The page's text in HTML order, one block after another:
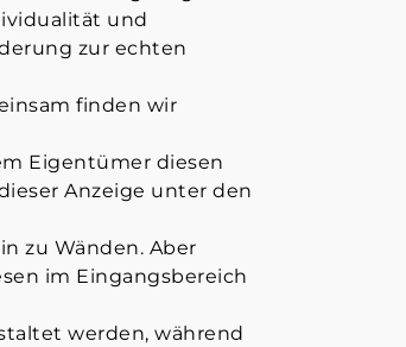
und
zur echten
finden wir
Eigentümer diesen
Anzeige unter den
zu Wänden. Aber
im Eingangsbereich
werden, während